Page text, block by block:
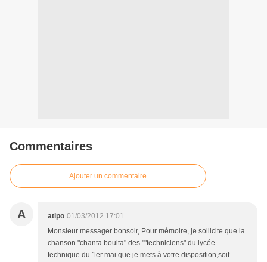
Commentaires
Ajouter un commentaire
A atipo 01/03/2012 17:01
Monsieur messager bonsoir, Pour mémoire, je sollicite que la
chanson "chanta bouita" des ""techniciens" du lycée
technique du 1er mai que je mets à votre disposition,soit